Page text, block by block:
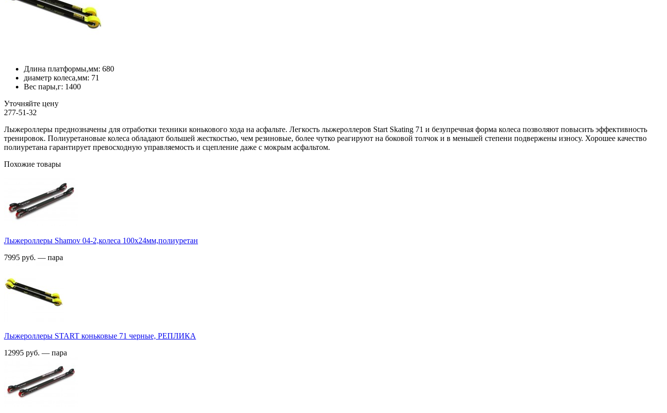
Длина платформы,мм: 680
диаметр колеса,мм: 71
Вес пары,г: 1400
Уточняйте цену
277-51-32
Лыжероллеры преднозначены для отработки техники конькового хода на асфальте. Легкость лыжероллеров Start Skating 71 и безупречная форма колеса позволяют повысить эффективность
тренировок. Полиуретановые колеса обладают большей жесткостью, чем резиновые, более чутко реагируют на боковой толчок и в меньшей степени подвержены износу. Хорошее качество
полиуретана гарантирует превосходную управляемость и сцепление даже с мокрым асфальтом.
Похожие товары
Лыжероллеры Shamov 04-2,колеса 100х24мм,полиуретан
7995 руб. — пара
Лыжероллеры START коньковые 71 черные, РЕПЛИКА
12995 руб. — пара